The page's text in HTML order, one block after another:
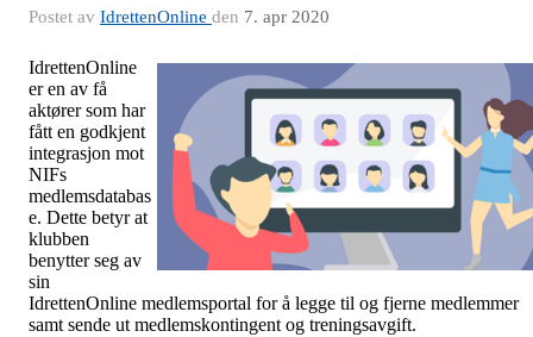
Postet av IdrettenOnline den 7. apr 2020
IdrettenOnline
er en av få
aktører som har
fått en godkjent
integrasjon mot
NIFs
medlemsdatabas
e. Dette betyr at
klubben
benytter seg av
sin
IdrettenOnline medlemsportal for å legge til og fjerne medlemmer
samt sende ut medlemskontingent og treningsavgift.